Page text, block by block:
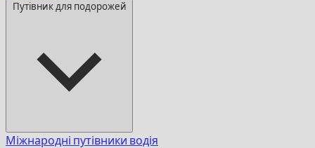
Путівник для подорожей
Міжнародні путівники водія